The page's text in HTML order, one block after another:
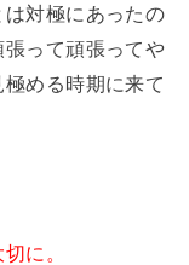
対極にあったの
って頑張ってや
める時期に来て
に。